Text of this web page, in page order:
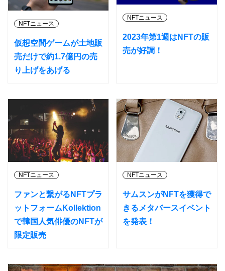
NFTニュース
仮想空間ゲームが土地販
売だけで約1.7億円の売
り上げをあげる
NFTニュース
2023年第1週はNFTの販
売が好調！
NFTニュース
ファンと繋がるNFTプラ
ットフォームKollektion
で韓国人気俳優のNFTが
限定販売
NFTニュース
サムスンがNFTを獲得で
きるメタバースイベント
を発表！